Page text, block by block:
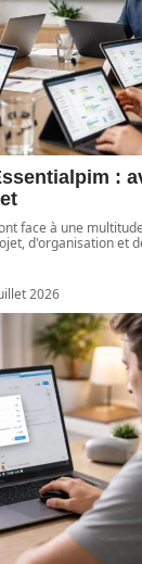
:
face à une
d'organisation et
2026